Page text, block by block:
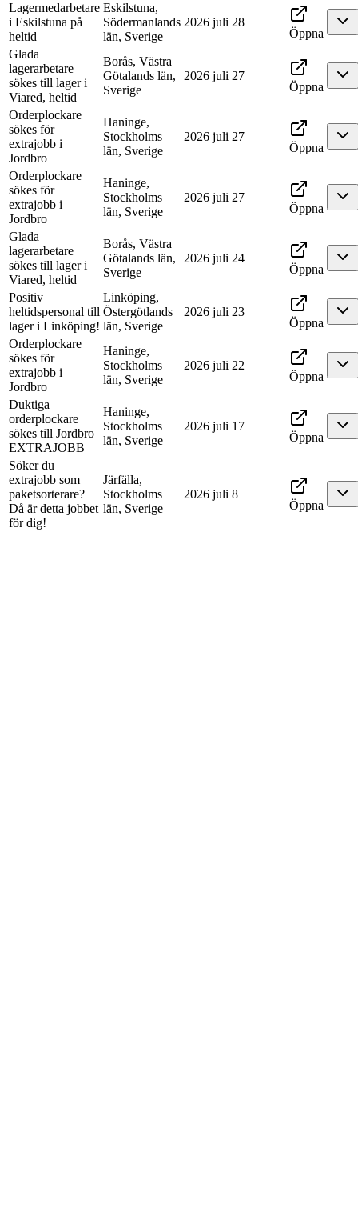
Lagermedarbetare
i Eskilstuna på
heltid
Eskilstuna,
Södermanlands
län, Sverige
2026 juli 28
Öppna
Glada
lagerarbetare
sökes till lager i
Viared, heltid
Borås, Västra
Götalands län,
Sverige
2026 juli 27
Öppna
Orderplockare
sökes för
extrajobb i
Jordbro
Haninge,
Stockholms
län, Sverige
2026 juli 27
Öppna
Orderplockare
sökes för
extrajobb i
Jordbro
Haninge,
Stockholms
län, Sverige
2026 juli 27
Öppna
Glada
lagerarbetare
sökes till lager i
Viared, heltid
Borås, Västra
Götalands län,
Sverige
2026 juli 24
Öppna
Positiv
heltidspersonal till
lager i Linköping!
Linköping,
Östergötlands
län, Sverige
2026 juli 23
Öppna
Orderplockare
sökes för
extrajobb i
Jordbro
Haninge,
Stockholms
län, Sverige
2026 juli 22
Öppna
Duktiga
orderplockare
sökes till Jordbro
EXTRAJOBB
Haninge,
Stockholms
län, Sverige
2026 juli 17
Öppna
Söker du
extrajobb som
paketsorterare?
Då är detta jobbet
för dig!
Järfälla,
Stockholms
län, Sverige
2026 juli 8
Öppna